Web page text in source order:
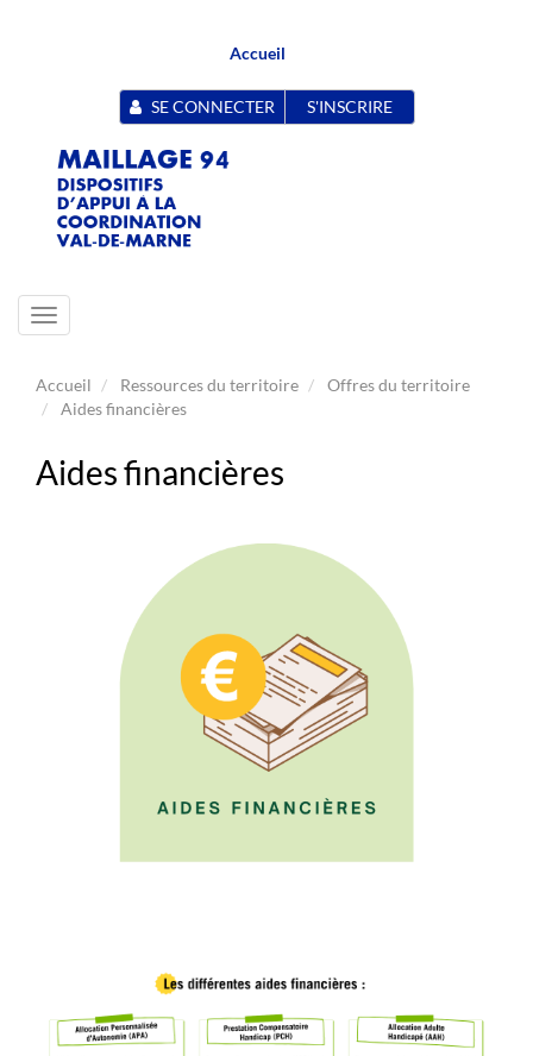
Accueil
SE CONNECTER S'INSCRIRE
Toggle
navigation
Accueil Ressources du territoire
Offres du territoire
Aides financières
Aides financières